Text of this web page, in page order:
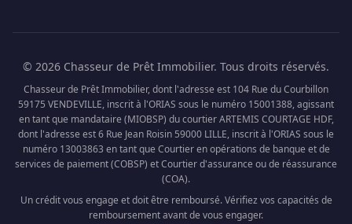
© 2026 Chasseur de Prêt Immobilier. Tous droits réservés.
Chasseur de Prêt Immobilier, dont l'adresse est 104 Rue du Courbillon
59175 VENDEVILLE, inscrit à l'ORIAS sous le numéro 15001388, agissant
en tant que mandataire (MIOBSP) du courtier ARTEMIS COURTAGE HDF,
dont l'adresse est 6 Rue Jean Roisin 59000 LILLE, inscrit à l'ORIAS sous le
numéro 13003863 en tant que Courtier en opérations de banque et de
services de paiement (COBSP) et Courtier d'assurance ou de réassurance
(COA).
Un crédit vous engage et doit être remboursé. Vérifiez vos capacités de
remboursement avant de vous engager.